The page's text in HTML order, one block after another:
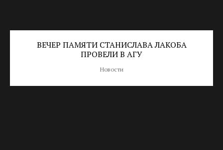
ВЕЧЕР ПАМЯТИ СТАНИСЛАВА ЛАКОБА
ПРОВЕЛИ В АГУ
Новости